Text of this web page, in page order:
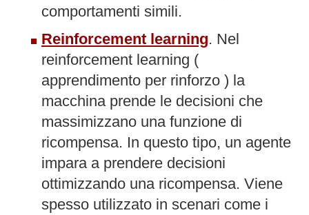
comportamenti simili.
Reinforcement learning. Nel
reinforcement learning (
apprendimento per rinforzo ) la
macchina prende le decisioni che
massimizzano una funzione di
ricompensa. In questo tipo, un agente
impara a prendere decisioni
ottimizzando una ricompensa. Viene
spesso utilizzato in scenari come i